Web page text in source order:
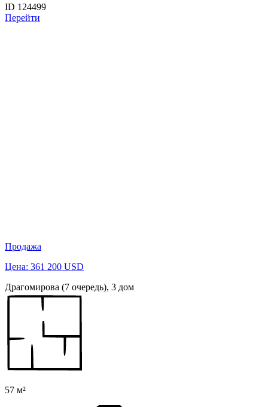
ID 124499
Перейти
Продажа
Цена: 361 200 USD
Драгомирова (7 очередь), 3 дом
57 м²